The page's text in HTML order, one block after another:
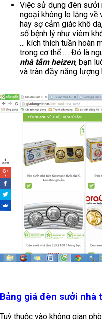
Việc sử dụng đèn sưởi
ngoại không lo lắng về
hay sợ cảm giác khô
số bệnh lý như viêm
… kích thích tuần hoàn
trong cơ thể …. Đó là
nhà tắm heizen, bạn
và tràn đầy năng lượng
Bảng giá đèn sưởi nhà
Tuỳ thuộc vào không gian